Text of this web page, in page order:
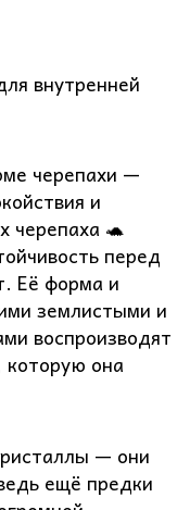
внутренней
черепахи —
и
черепаха 🐢
перед
Её форма и
землистыми и
воспроизводят
которую она
— они
ещё предки